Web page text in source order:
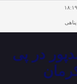
پناهی
در پی